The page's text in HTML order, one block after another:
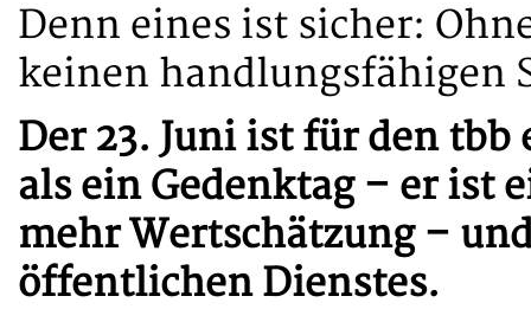
Denn eines ist sicher:
keinen handlungsfähigen
Der 23. Juni ist für den
als ein Gedenktag – er ist
mehr Wertschätzung –
öffentlichen Dienstes.